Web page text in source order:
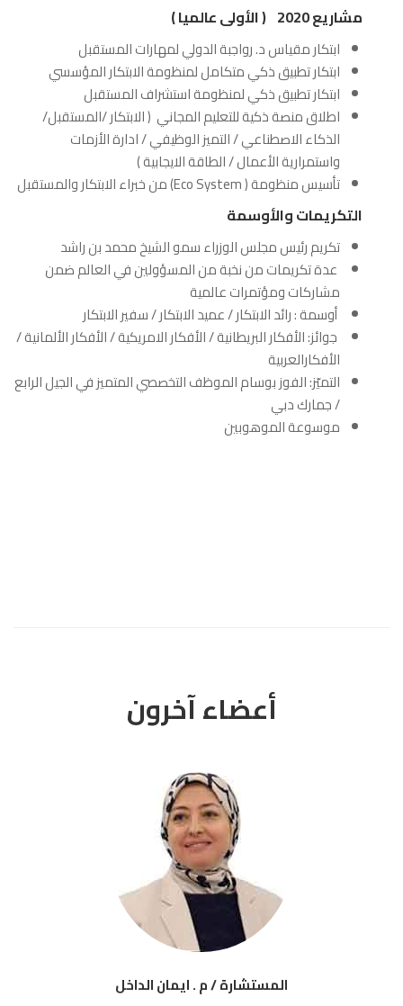
مشاريع 2020 ( الأولى عالميا )
ابتكار مقياس د. رواجبة الدولي لمهارات المستقبل
ابتكار تطبيق ذكي متكامل لمنظومة الابتكار المؤسسي
ابتكار تطبيق ذكي لمنظومة استشراف المستقبل
اطلاق منصة ذكية للتعليم المجاني ( الابتكار /المستقبل/
الذكاء الاصطناعي / التميز الوظيفي / ادارة الأزمات
واستمرارية الأعمال / الطاقة الايجابية )
تأسيس منظومة ( Eco System) من خبراء الابتكار والمستقبل
التكريمات والأوسمة
تكريم رئيس مجلس الوزراء سمو الشيخ محمد بن راشد
عدة تكريمات من نخبة من المسؤولين في العالم ضمن
مشاركات ومؤتمرات عالمية
أوسمة : رائد الابتكار / عميد الابتكار / سفير الابتكار
جوائز: الأفكار البريطانية / الأفكار الامريكية / الأفكار الألمانية /
الأفكارالعربية
التميّز: الفوز بوسام الموظف التخصصي المتميز في الجيل الرابع
/ جمارك دبي
موسوعة الموهوبين
أعضاء آخرون
المستشارة / م . ايمان الداخل